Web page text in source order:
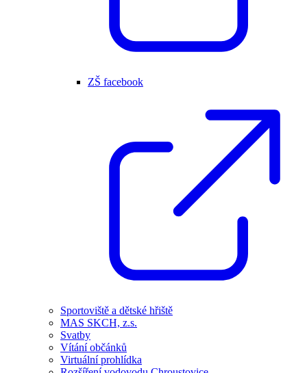
ZŠ facebook
Sportoviště a dětské hřiště
MAS SKCH, z.s.
Svatby
Vítání občánků
Virtuální prohlídka